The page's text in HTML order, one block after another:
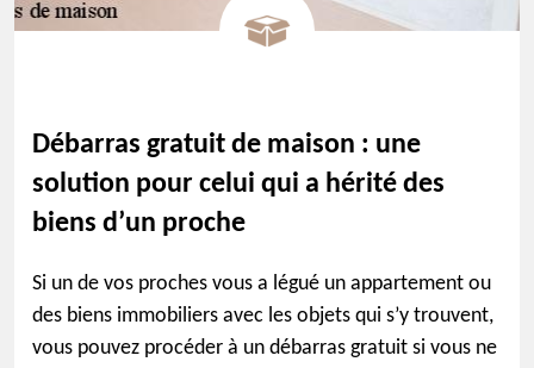
Débarras gratuit de maison : une
solution pour celui qui a hérité des
biens d’un proche
Si un de vos proches vous a légué un appartement ou
des biens immobiliers avec les objets qui s’y trouvent,
vous pouvez procéder à un débarras gratuit si vous ne